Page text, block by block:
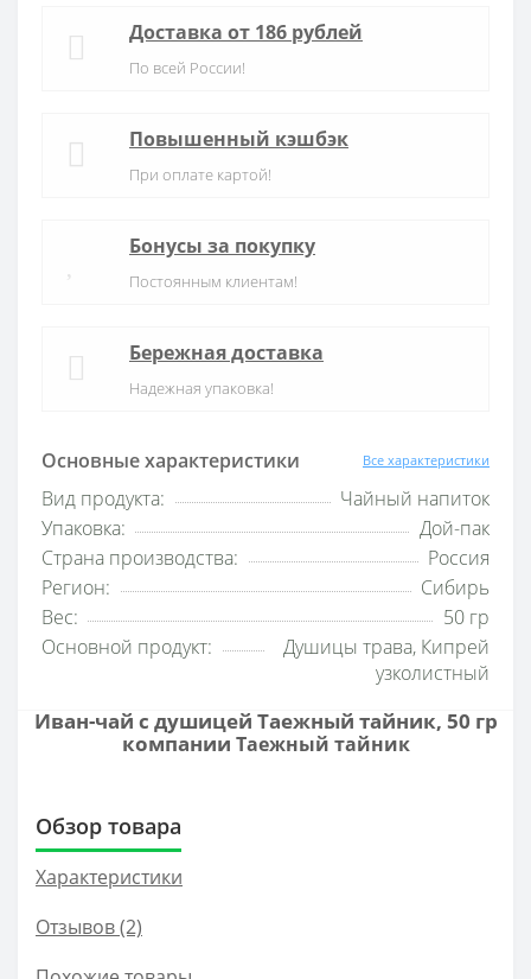
Основные характеристики Все характеристики
Вид продукта:
Чайный напиток
Упаковка:
Дой-пак
Страна производства:
Россия
Регион:
Сибирь
Вес:
50 гр
Основной продукт:
Душицы трава, Кипрей
узколистный
Доставка от 186 рублей
По всей России!
Повышенный кэшбэк
При оплате картой!
Бонусы за покупку
Постоянным клиентам!
Бережная доставка
Надежная упаковка!
Иван-чай с душицей Таежный тайник, 50 гр
компании Таежный тайник
Обзор товара
Характеристики
Отзывов (2)